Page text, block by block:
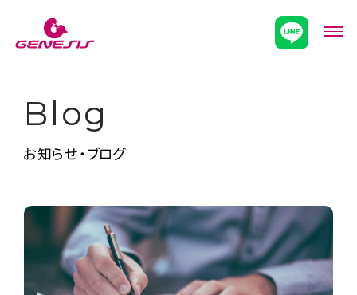
次世代型超個別塾Genesis メ
Blog
お知らせ・ブログ